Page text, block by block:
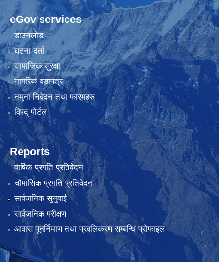
eGov services
डाउनलोड
घटना दर्ता
सामाजिक सुरक्षा
नागरिक वडापत्र
नमुना निवेदन तथा फारमहरु
विपद् पोर्टल
Reports
वार्षिक प्रगति प्रतिवेदन
चौमासिक प्रगति प्रतिवेदन
सार्वजनिक सुनुवाई
सार्वजनिक परीक्षण
आवास पूनर्निमाण तथा प्रवलिकरण सम्बन्धि प्रोफाइल